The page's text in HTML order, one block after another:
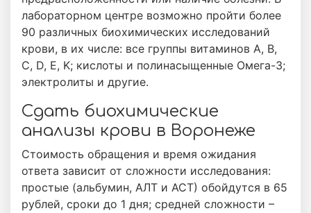
лабораторном центре возможно пройти более
90 различных биохимических исследований
крови, в их числе: все группы витаминов A, B,
C, D, E, K; кислоты и полинасыщенные Омега-3;
электролиты и другие.
Сдать биохимические
анализы крови в Воронеже
Стоимость обращения и время ожидания
ответа зависит от сложности исследования:
простые (альбумин, АЛТ и АСТ) обойдутся в 65
рублей, сроки до 1 дня; средней сложности –